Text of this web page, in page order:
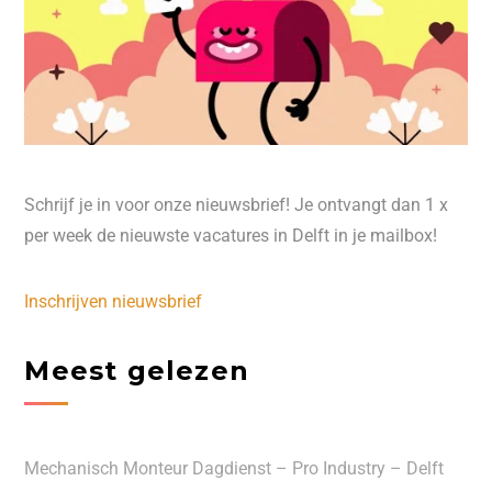
Schrijf je in voor onze nieuwsbrief! Je ontvangt dan 1 x
per week de nieuwste vacatures in Delft in je mailbox!
Inschrijven nieuwsbrief
Meest gelezen
Mechanisch Monteur Dagdienst – Pro Industry – Delft